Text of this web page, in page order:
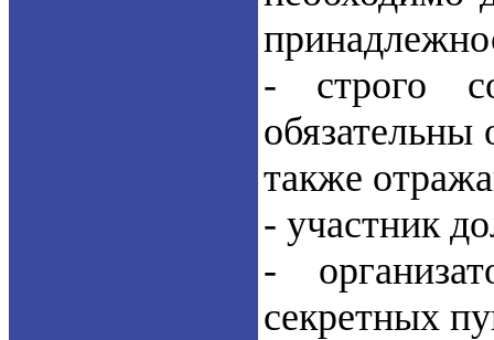
- строго
обязательны
также
- участник
-
секретных